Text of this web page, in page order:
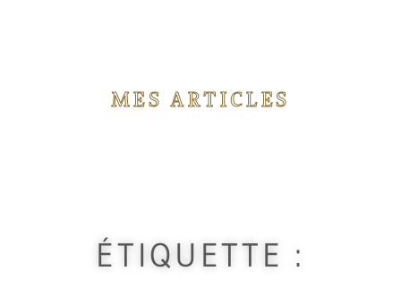
MES ARTICLES
ÉTIQUETTE :